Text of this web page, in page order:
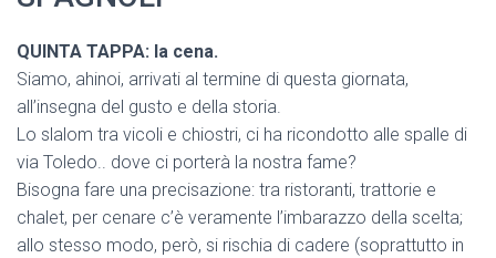
QUINTA TAPPA: la cena.
Siamo, ahinoi, arrivati al termine di questa giornata,
all’insegna del gusto e della storia.
Lo slalom tra vicoli e chiostri, ci ha ricondotto alle spalle di
via Toledo.. dove ci porterà la nostra fame?
Bisogna fare una precisazione: tra ristoranti, trattorie e
chalet, per cenare c’è veramente l’imbarazzo della scelta;
allo stesso modo, però, si rischia di cadere (soprattutto in